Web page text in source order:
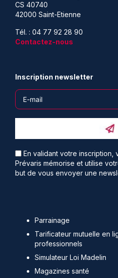
CS 40740
42000 Saint-Etienne
Tél. : 04 77 92 28 90
Contactez-nous
Inscription newsletter
En validant votre
Prévaris mémorise et utilise
but de vous envoyer une
Parrainage
Tarificateur mutuelle en
professionnels
Simulateur Loi Madelin
Magazines santé